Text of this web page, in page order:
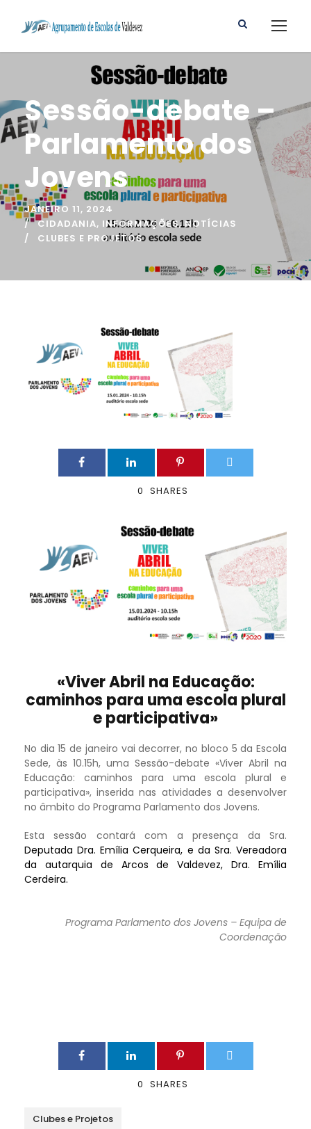
Sessão-debate –
Parlamento dos
Jovens
JANEIRO 11, 2024
CIDADANIA, INFORMAÇÕES, NOTÍCIAS
CLUBES E PROJETOS
0 SHARES
«Viver Abril na Educação:
caminhos para uma escola plural
e participativa»
No dia 15 de janeiro vai decorrer, no bloco 5 da Escola
Sede, às 10.15h, uma Sessão-debate «Viver Abril na
Educação: caminhos para uma escola plural e
participativa», inserida nas atividades a desenvolver
no âmbito do Programa Parlamento dos Jovens.
Esta sessão contará com a presença da Sra.
Deputada Dra. Emília Cerqueira, e da Sra. Vereadora
da autarquia de Arcos de Valdevez, Dra. Emília
Cerdeira.
Programa Parlamento dos Jovens – Equipa de
Coordenação
0 SHARES
Clubes e Projetos